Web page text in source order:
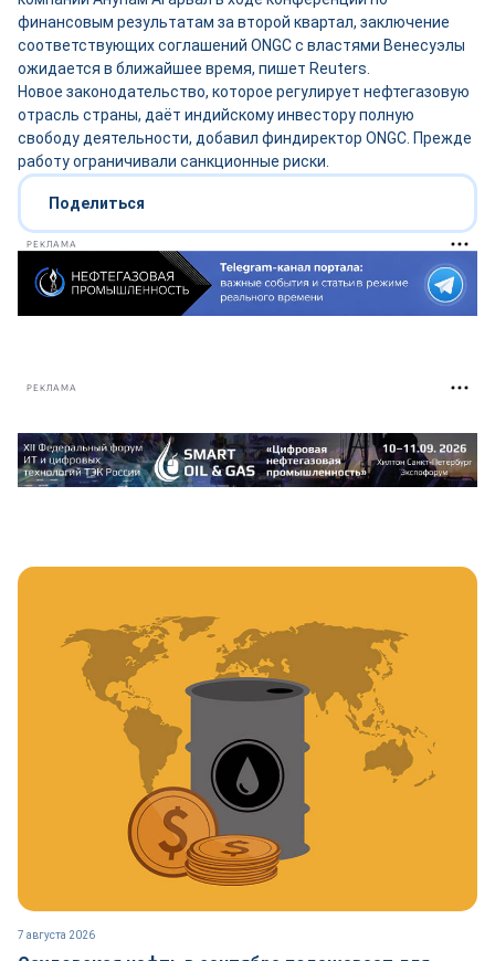
финансовым результатам за второй квартал, заключение
соответствующих соглашений ONGC с властями Венесуэлы
ожидается в ближайшее время, пишет Reuters.
Новое законодательство, которое регулирует нефтегазовую
отрасль страны, даёт индийскому инвестору полную
свободу деятельности, добавил финдиректор ONGC. Прежде
работу ограничивали санкционные риски.
Поделиться
РЕКЛАМА
РЕКЛАМА
7 августа 2026